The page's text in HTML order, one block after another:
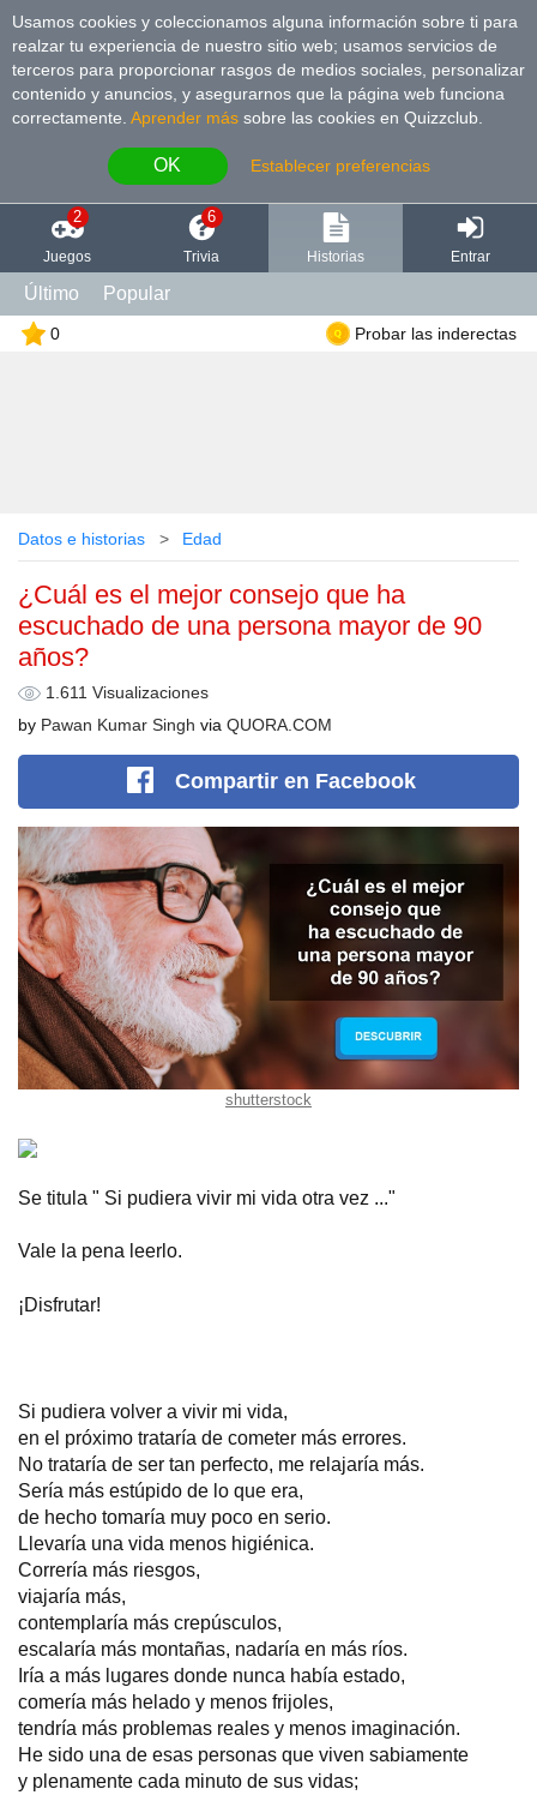
Usamos cookies y coleccionamos alguna información sobre ti para
realzar tu experiencia de nuestro sitio web; usamos servicios de
terceros para proporcionar rasgos de medios sociales, personalizar
contenido y anuncios, y asegurarnos que la página web funciona
correctamente. Aprender más sobre las cookies en Quizzclub.
OK Establecer preferencias
2
Juegos
6
Trivia Historias Entrar
Último Popular
0 Probar las inderectas
Datos e historias Edad
¿Cuál es el mejor consejo que ha
escuchado de una persona mayor de 90
años?
1.611 Visualizaciones
by Pawan Kumar Singh via QUORA.COM
Compartir en Facebook
shutterstock
Se titula " Si pudiera vivir mi vida otra vez ..."
Vale la pena leerlo.
¡Disfrutar!
Si pudiera volver a vivir mi vida,
en el próximo trataría de cometer más errores.
No trataría de ser tan perfecto, me relajaría más.
Sería más estúpido de lo que era,
de hecho tomaría muy poco en serio.
Llevaría una vida menos higiénica.
Correría más riesgos,
viajaría más,
contemplaría más crepúsculos,
escalaría más montañas, nadaría en más ríos.
Iría a más lugares donde nunca había estado,
comería más helado y menos frijoles,
tendría más problemas reales y menos imaginación.
He sido una de esas personas que viven sabiamente
y plenamente cada minuto de sus vidas;